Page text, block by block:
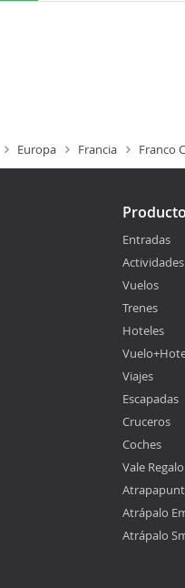
Europa Francia Franco
Entradas
Actividades
Vuelos
Trenes
Hoteles
Viajes
Escapadas
Cruceros
Coches
Vale Regalo
Atrápalo
Atrápalo